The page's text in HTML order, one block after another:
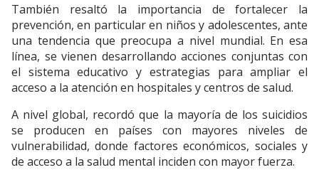
También resaltó la importancia de fortalecer la
prevención, en particular en niños y adolescentes, ante
una tendencia que preocupa a nivel mundial. En esa
línea, se vienen desarrollando acciones conjuntas con
el sistema educativo y estrategias para ampliar el
acceso a la atención en hospitales y centros de salud.
A nivel global, recordó que la mayoría de los suicidios
se producen en países con mayores niveles de
vulnerabilidad, donde factores económicos, sociales y
de acceso a la salud mental inciden con mayor fuerza.